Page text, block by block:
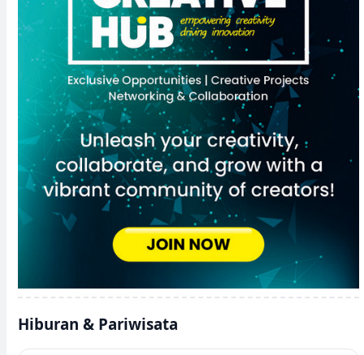
Hiburan & Pariwisata